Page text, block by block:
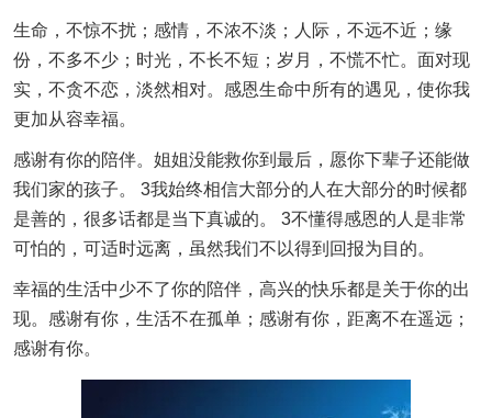
生命，不惊不扰；感情，不浓不淡；人际，不远不近；缘
份，不多不少；时光，不长不短；岁月，不慌不忙。面对现
实，不贪不恋，淡然相对。感恩生命中所有的遇见，使你我
更加从容幸福。
感谢有你的陪伴。姐姐没能救你到最后，愿你下辈子还能做
我们家的孩子。 3我始终相信大部分的人在大部分的时候都
是善的，很多话都是当下真诚的。 3不懂得感恩的人是非常
可怕的，可适时远离，虽然我们不以得到回报为目的。
幸福的生活中少不了你的陪伴，高兴的快乐都是关于你的出
现。感谢有你，生活不在孤单；感谢有你，距离不在遥远；
感谢有你。